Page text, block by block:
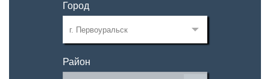
Город
Район